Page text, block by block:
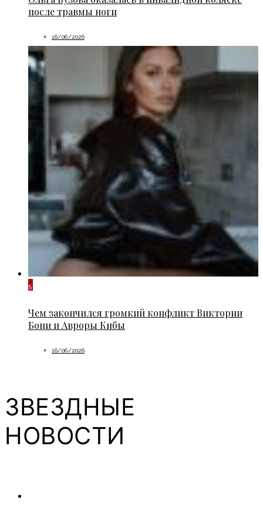
после травмы ноги
16/06/2026
5
Чем закончился громкий конфликт Виктории
Бони и Авроры Кибы
16/06/2026
ЗВЕЗДНЫЕ
НОВОСТИ